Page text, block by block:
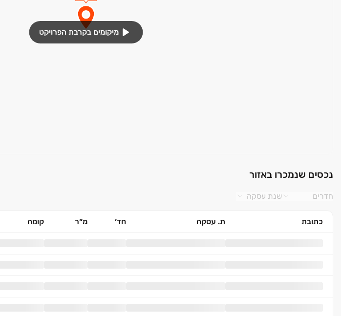
מיקומים בקרבת הפרויקט
נכסים שנמכרו באזור
חדרים שנת עסקה
כתובת ת. עסקה חד׳ מ״ר קומה